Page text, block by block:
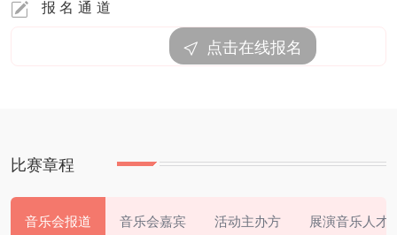
报名通道
点击在线报名
比赛章程
音乐会报道 音乐会嘉宾 活动主办方 展演音乐人才